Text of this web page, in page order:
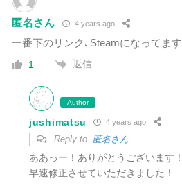
匿名さん 4 years ago
一番下のリンク､Steamになってます
1 返信
Author
jushimatsu 4 years ago
Reply to 匿名さん
ああっー！ありがとうございます！
早速修正させていただきました！